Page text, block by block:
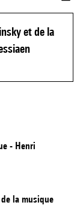
et de la
- Henri
la musique